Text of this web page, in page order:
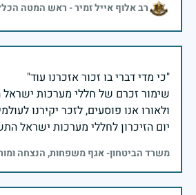
רב אלוף אייל זמיר - ראש המטה
שימור זכרם של חללי מערכות ישראל
יום הזיכרון לחללי מערכות ישראל
משרד הביטחון- אגף משפחות, הנצחה